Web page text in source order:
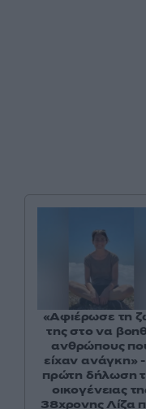
«Αφιέρωσε τη
της στο να
ανθρώπους
είχαν ανάγκη»
πρώτη δήλωση
οικογένειας
38χρονης Λίζα